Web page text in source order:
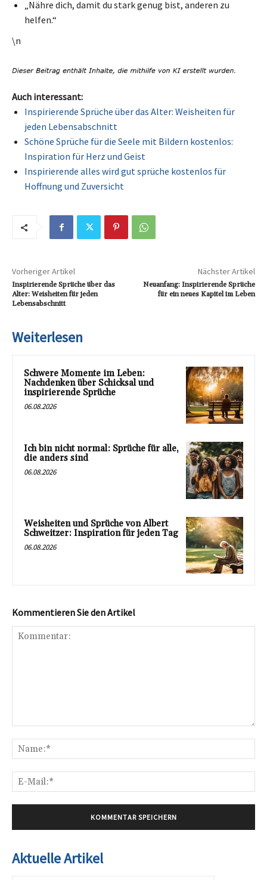
„Nähre dich, damit du stark genug bist, anderen zu
helfen.“
\n
Auch interessant:
Inspirierende Sprüche über das Alter: Weisheiten für
jeden Lebensabschnitt
Schöne Sprüche für die Seele mit Bildern kostenlos:
Inspiration für Herz und Geist
Inspirierende alles wird gut sprüche kostenlos für
Hoffnung und Zuversicht
Vorheriger Artikel
Inspirierende Sprüche über das
Alter: Weisheiten für jeden
Lebensabschnitt
Nächster Artikel
Neuanfang: Inspirierende Sprüche
für ein neues Kapitel im Leben
Weiterlesen
Schwere Momente im Leben:
Nachdenken über Schicksal und
inspirierende Sprüche
06.08.2026
Ich bin nicht normal: Sprüche für alle,
die anders sind
06.08.2026
Weisheiten und Sprüche von Albert
Schweitzer: Inspiration für jeden Tag
06.08.2026
Kommentieren Sie den Artikel
Aktuelle Artikel